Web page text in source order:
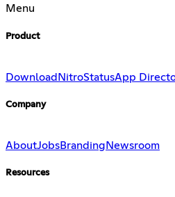
Menu
Product
Download NitroStatusApp
Company
AboutJobsBranding Newsroom
Resources